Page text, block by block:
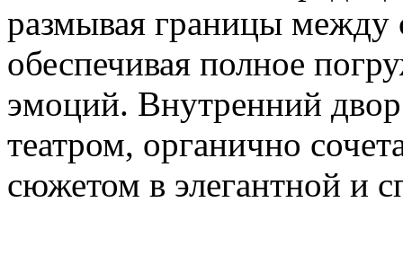
размывая границы между
обеспечивая полное
эмоций. Внутренний
театром, органично
сюжетом в элегантной и